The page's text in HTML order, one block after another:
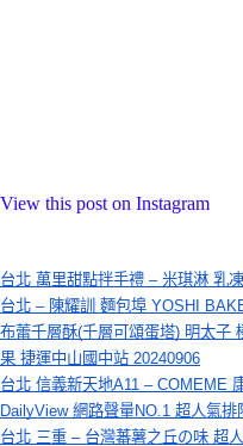
View this post on Instagram
台北 萬里甜點拌手禮 – 米琪淋 乳
台北 – 陳耀訓 麵包埠 YOSHI
布蕾千層酥(千層可頌蛋塔) 明太子
果 捷運中山國中站 20240906
台北 信義新天地A11 – COMEME
DailyView 網路聲量NO.1 超人氣排
台北 三重 – 台灣蕃薯之丘の味 超